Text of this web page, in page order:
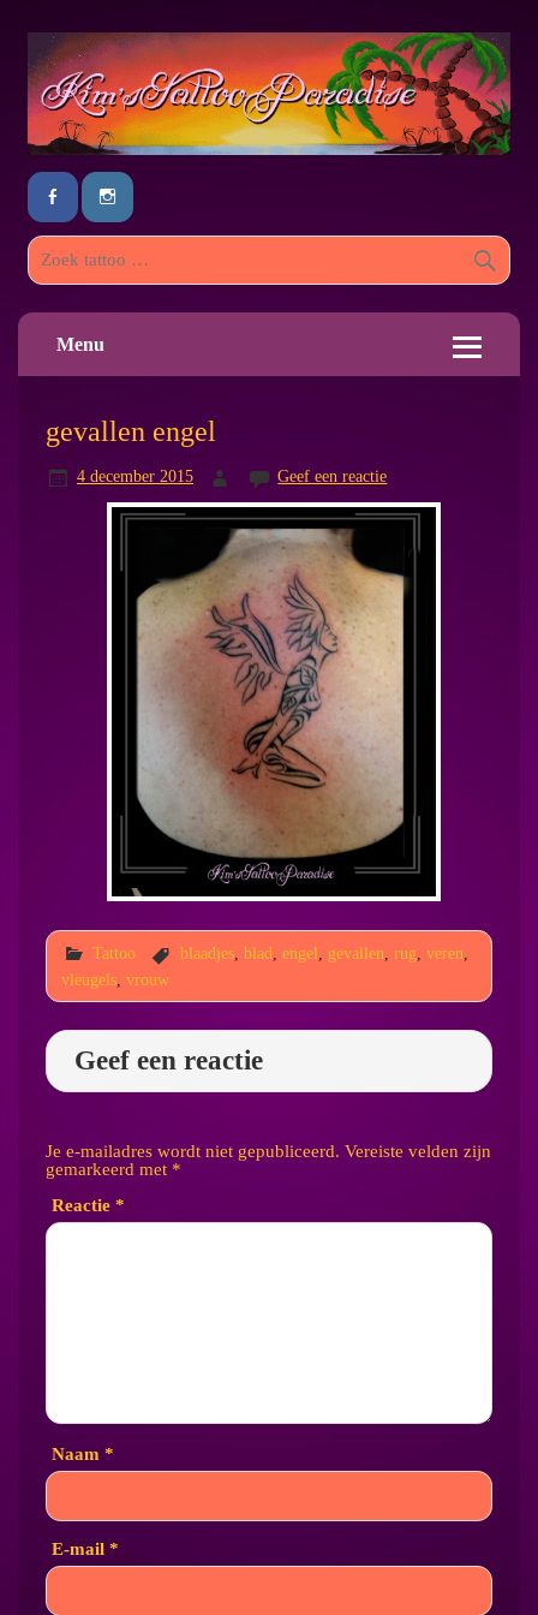
Menu
gevallen engel
4 december 2015 Geef een reactie
Tattoo blaadjes, blad engel gevallen rug veren
vleugels, vrouw
Geef een reactie
Je e-mailadres wordt niet gepubliceerd. Vereiste velden zijn
gemarkeerd met *
Reactie *
Naam *
E-mail *